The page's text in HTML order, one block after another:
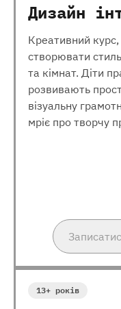
Дизайн
Креативний курс,
створювати
та кімнат. Діти
розвивають
візуальну
мріє про творчу
13+ років